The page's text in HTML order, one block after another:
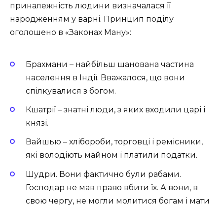
приналежність людини визначалася її
народженням у варні. Принцип поділу
оголошено в «Законах Ману»:
Брахмани – найбільш шанована частина
населення в Індії. Вважалося, що вони
спілкувалися з богом.
Кшатрії – знатні люди, з яких входили царі і
князі.
Вайшью – хлібороби, торговці і ремісники,
які володіють майном і платили податки.
Шудри. Вони фактично були рабами.
Господар не мав право вбити їх. А вони, в
свою чергу, не могли молитися богам і мати